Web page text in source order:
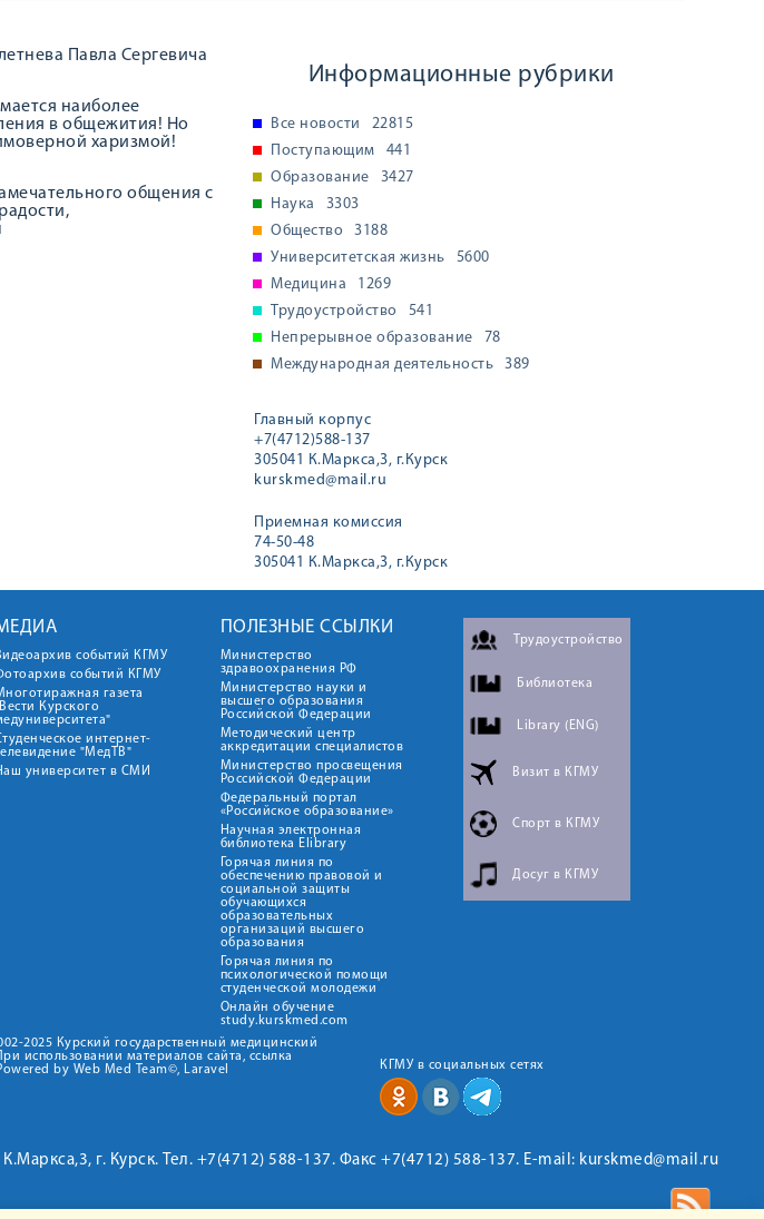
Павла Сергевича
наиболее
в общежития! Но
харизмой!
общения с
Информационные рубрики
Все новости
22815
Поступающим
441
Образование
3427
Наука
3303
Общество
3188
Университетская жизнь
5600
Медицина
1269
Трудоустройство
541
Непрерывное образование
78
Международная деятельность
389
Главный корпус
+7(4712)588-137
305041 К.Маркса,3, г.Курск
kurskmed@mail.ru
Приемная комиссия
74-50-48
305041 К.Маркса,3, г.Курск
событий КГМУ
событий КГМУ
газета
Курского
интернет-
"МедТВ"
университет в СМИ
ПОЛЕЗНЫЕ ССЫЛКИ
Министерство
здравоохранения РФ
Министерство науки и
высшего образования
Российской Федерации
Методический центр
аккредитации специалистов
Министерство просвещения
Российской Федерации
Федеральный портал
«Российское образование»
Научная электронная
библиотека Elibrary
Горячая линия по
обеспечению правовой и
социальной защиты
обучающихся
образовательных
организаций высшего
образования
Горячая линия по
психологической помощи
студенческой молодежи
Онлайн обучение
study.kurskmed.com
Трудоустройство
Библиотека
Library (ENG)
Визит в КГМУ
Спорт в КГМУ
Досуг в КГМУ
2025 Курский государственный медицинский
использовании материалов сайта, ссылка
by Web Med Team©, Laravel
КГМУ в социальных сетях
г. Курск. Тел. +7(4712) 588-137. Факс +7(4712) 588-137. E-mail: kurskmed@mail.ru